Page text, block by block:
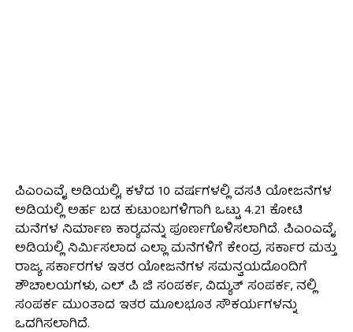
ಪಿಎಂಎವೈ ಅಡಿಯಲ್ಲಿ, ಕಳೆದ 10 ವರ್ಷಗಳಲ್ಲಿ ವಸತಿ ಯೋಜನೆಗಳ
ಅಡಿಯಲ್ಲಿ ಅರ್ಹ ಬಡ ಕುಟುಂಬಗಳಿಗಾಗಿ ಒಟ್ಟು 4.21 ಕೋಟಿ
ಮನೆಗಳ ನಿರ್ಮಾಣ ಕಾರ್‍ಯವನ್ನು ಪೂರ್ಣಗೊಳಿಸಲಾಗಿದೆ. ಪಿಎಂಎವೈ
ಅಡಿಯಲ್ಲಿ ನಿರ್ಮಿಸಲಾದ ಎಲ್ಲಾ ಮನೆಗಳಿಗೆ ಕೇಂದ್ರ ಸರ್ಕಾರ ಮತ್ತು
ರಾಜ್ಯ ಸರ್ಕಾರಗಳ ಇತರ ಯೋಜನೆಗಳ ಸಮನ್ವಯದೊಂದಿಗೆ
ಶೌಚಾಲಯಗಳು, ಎಲ್ ಪಿ ಜಿ ಸಂಪರ್ಕ, ವಿದ್ಯುತ್ ಸಂಪರ್ಕ, ನಲ್ಲಿ
ಸಂಪರ್ಕ ಮುಂತಾದ ಇತರ ಮೂಲಭೂತ ಸೌಕರ್ಯಗಳನ್ನು
ಒದಗಿಸಲಾಗಿದೆ.